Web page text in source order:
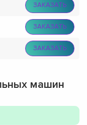
ЗАКАЗАТЬ
ЗАКАЗАТЬ
ЗАКАЗАТЬ
машин